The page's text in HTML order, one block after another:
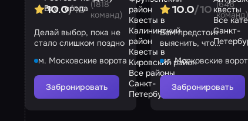
10.0/10
(1818
команд)
Делай выбор, пока не
стало слишком поздно
м. Московские ворота
Забронировать
10.0/10
(646
команд)
Вам предстоит
выяснить, что
произошло два года
назад, и выбраться из
зловещего тумана
м. Московские
Забронировать
Все города
район
Квесты в
Калининский
район
Квесты в
Кировский район
Все районы
Санкт-
Петербурга
квесты
Все
Санкт-